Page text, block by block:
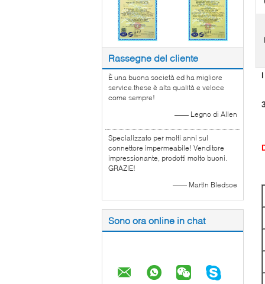
Rassegne del cliente
È una buona società ed ha migliore
service.these è alta qualità e veloce
come sempre!
—— Legno di Allen
Specializzato per molti anni sul
connettore impermeabile! Venditore
impressionante, prodotti molto buoni.
GRAZIE!
—— Martin Bledsoe
Sono ora online in chat